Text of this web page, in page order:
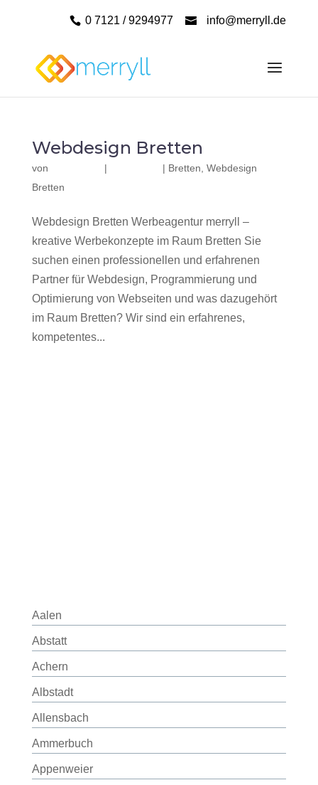
0 7121 / 9294977 info@merryll.de
Webdesign Bretten
von | | Bretten Webdesign
Bretten
Webdesign Bretten Werbeagentur merryll –
kreative Werbekonzepte im Raum Bretten Sie
suchen einen professionellen und erfahrenen
Partner für Webdesign, Programmierung und
Optimierung von Webseiten und was dazugehört
im Raum Bretten? Wir sind ein erfahrenes,
kompetentes...
Aalen
Abstatt
Achern
Albstadt
Allensbach
Ammerbuch
Appenweier